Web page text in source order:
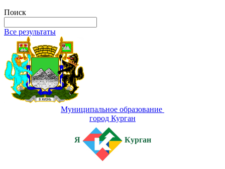
Поиск
Все результаты
Муниципальное образование
город Курган
Я Курган